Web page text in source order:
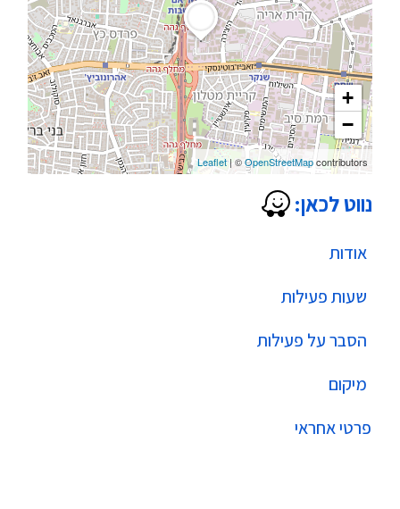
אודות
שעות פעילות
הסבר על פעילות
מיקום
פרטי אחראי
+
−
Leaflet| ©OpenStreetMapcontributors
נווט לכאן: